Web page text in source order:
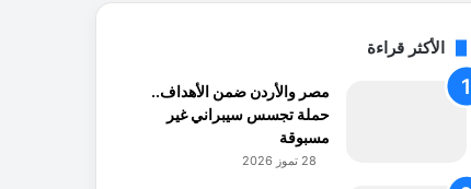
الأكثر قراءة
مصر والأردن ضمن الأهداف..
حملة تجسس سيبراني غير
مسبوقة
28 تموز 2026